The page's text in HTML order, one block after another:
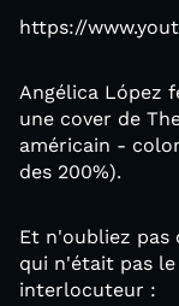
https://
Angélica López
une cover de
américain -
des 200%).
Et n'oubliez pas
qui n'était pas
interlocuteur :